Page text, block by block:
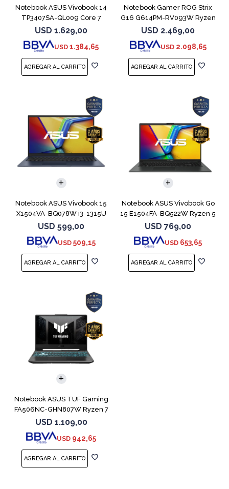
Notebook ASUS Vivobook 14
TP3407SA-QL009 Core 7
256V 512GB
USD 1.629,00
USD 1.384,65
Notebook Gamer ROG Strix
G16 G614PM-RV093W Ryzen
9 8940HX 1T
USD 2.469,00
USD 2.098,65
Notebook ASUS Vivobook 15
X1504VA-BQ078W i3-1315U
512GB 8GB
USD 599,00
USD 509,15
COMPARAR
Notebook ASUS Vivobook Go
15 E1504FA-BQ522W Ryzen 5
7520U
USD 769,00
USD 653,65
COMPARAR
Notebook ASUS TUF Gaming
FA506NC-GHN807W Ryzen 7
7445HS 3050
USD 1.109,00
USD 942,65
COMPARAR